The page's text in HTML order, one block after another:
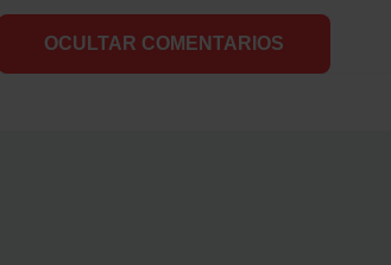
OCULTAR COMENTARIOS